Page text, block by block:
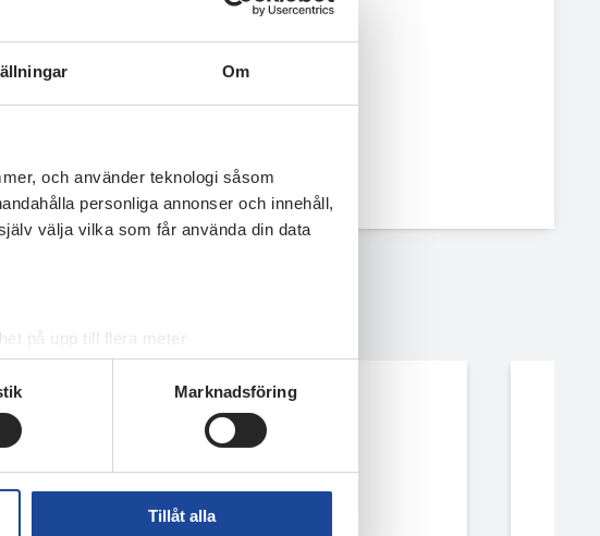
Om
och använder teknologi såsom
personliga annonser och innehåll,
välja vilka som får använda din data
på upp till flera meter
(fingeravtryck)
i
detaljsektionen. Du kan ändra
tillhandahålla funktioner för
kan i sin tur kombinera informationen
Marknadsföring
Tillåt alla